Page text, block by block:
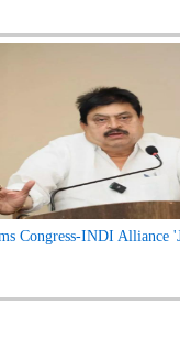
Congress-INDI Alliance